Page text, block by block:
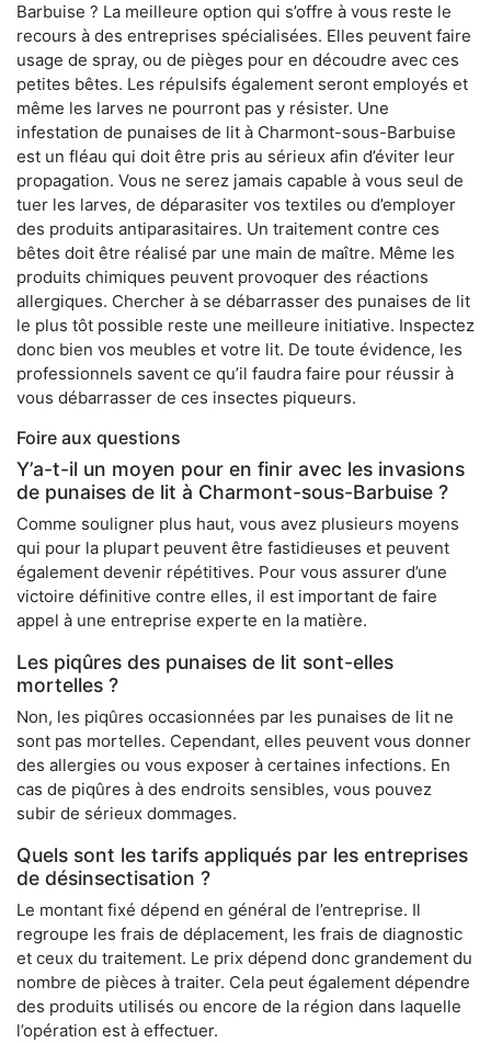
Barbuise ? La meilleure option qui s’offre à vous reste le
recours à des entreprises spécialisées. Elles peuvent faire
usage de spray, ou de pièges pour en découdre avec ces
petites bêtes. Les répulsifs également seront employés et
même les larves ne pourront pas y résister. Une
infestation de punaises de lit à Charmont-sous-Barbuise
est un fléau qui doit être pris au sérieux afin d’éviter leur
propagation. Vous ne serez jamais capable à vous seul de
tuer les larves, de déparasiter vos textiles ou d’employer
des produits antiparasitaires. Un traitement contre ces
bêtes doit être réalisé par une main de maître. Même les
produits chimiques peuvent provoquer des réactions
allergiques. Chercher à se débarrasser des punaises de lit
le plus tôt possible reste une meilleure initiative. Inspectez
donc bien vos meubles et votre lit. De toute évidence, les
professionnels savent ce qu’il faudra faire pour réussir à
vous débarrasser de ces insectes piqueurs.
Foire aux questions
Y’a-t-il un moyen pour en finir avec les invasions
de punaises de lit à Charmont-sous-Barbuise ?
Comme souligner plus haut, vous avez plusieurs moyens
qui pour la plupart peuvent être fastidieuses et peuvent
également devenir répétitives. Pour vous assurer d’une
victoire définitive contre elles, il est important de faire
appel à une entreprise experte en la matière.
Les piqûres des punaises de lit sont-elles
mortelles ?
Non, les piqûres occasionnées par les punaises de lit ne
sont pas mortelles. Cependant, elles peuvent vous donner
des allergies ou vous exposer à certaines infections. En
cas de piqûres à des endroits sensibles, vous pouvez
subir de sérieux dommages.
Quels sont les tarifs appliqués par les entreprises
de désinsectisation ?
Le montant fixé dépend en général de l’entreprise. Il
regroupe les frais de déplacement, les frais de diagnostic
et ceux du traitement. Le prix dépend donc grandement du
nombre de pièces à traiter. Cela peut également dépendre
des produits utilisés ou encore de la région dans laquelle
l’opération est à effectuer.